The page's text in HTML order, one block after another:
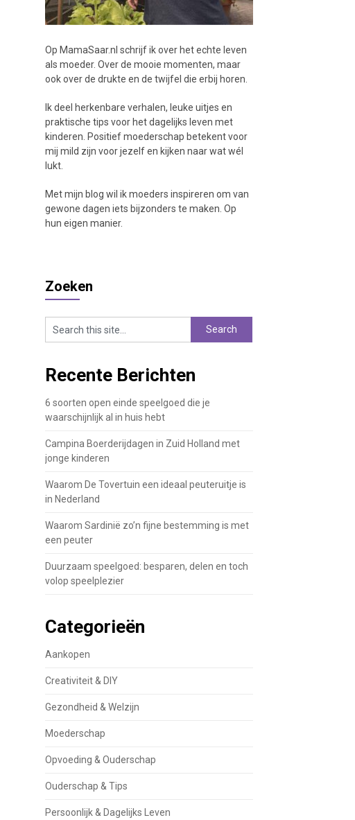
Op MamaSaar.nl schrijf ik over het echte leven
als moeder. Over de mooie momenten, maar
ook over de drukte en de twijfel die erbij horen.
Ik deel herkenbare verhalen, leuke uitjes en
praktische tips voor het dagelijks leven met
kinderen. Positief moederschap betekent voor
mij mild zijn voor jezelf en kijken naar wat wél
lukt.
Met mijn blog wil ik moeders inspireren om van
gewone dagen iets bijzonders te maken. Op
hun eigen manier.
Zoeken
Recente Berichten
6 soorten open einde speelgoed die je
waarschijnlijk al in huis hebt
Campina Boerderijdagen in Zuid Holland met
jonge kinderen
Waarom De Tovertuin een ideaal peuteruitje is
in Nederland
Waarom Sardinië zo’n fijne bestemming is met
een peuter
Duurzaam speelgoed: besparen, delen en toch
volop speelplezier
Categorieën
Aankopen
Creativiteit & DIY
Gezondheid & Welzijn
Moederschap
Opvoeding & Ouderschap
Ouderschap & Tips
Persoonlijk & Dagelijks Leven